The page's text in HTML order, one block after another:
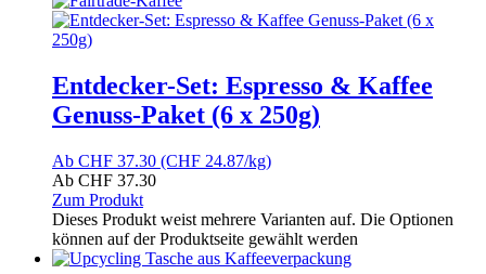
Entdecker-Set: Espresso & Kaffee
Genuss-Paket (6 x 250g)
Ab CHF 37.30 (CHF 24.87/kg)
Ab CHF 37.30
Zum Produkt
Dieses Produkt weist mehrere Varianten auf. Die Optionen
können auf der Produktseite gewählt werden